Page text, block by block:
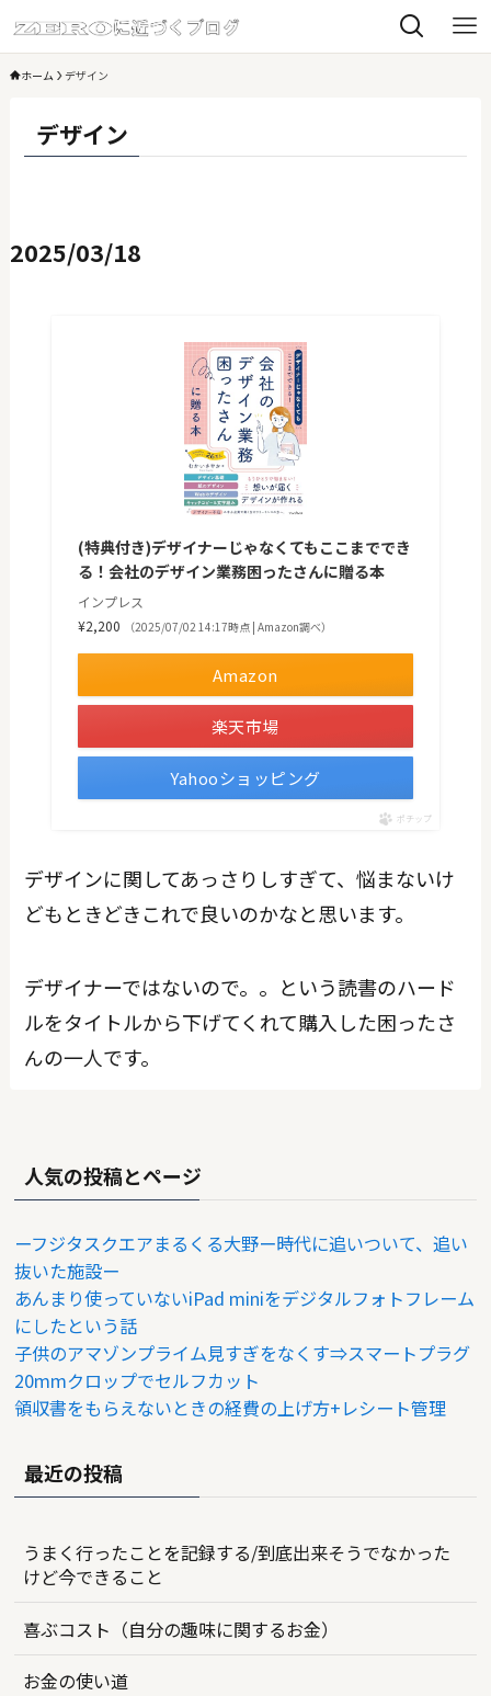
ホーム デザイン
デザイン
2025/03/18
(特典付き)デザイナーじゃなくてもここまででき
る！会社のデザイン業務困ったさんに贈る本
インプレス
¥2,200
（2025/07/02 14:17時点 | Amazon調べ）
Amazon
楽天市場
Yahooショッピング
ポチップ
デザインに関してあっさりしすぎて、悩まないけ
どもときどきこれで良いのかなと思います。
デザイナーではないので。。という読書のハード
ルをタイトルから下げてくれて購入した困ったさ
んの一人です。
人気の投稿とページ
ーフジタスクエアまるくる大野ー時代に追いついて、追い
抜いた施設ー
あんまり使っていないiPad miniをデジタルフォトフレーム
にしたという話
子供のアマゾンプライム見すぎをなくす⇒スマートプラグ
20mmクロップでセルフカット
領収書をもらえないときの経費の上げ方+レシート管理
最近の投稿
うまく行ったことを記録する/到底出来そうでなかった
けど今できること
喜ぶコスト（自分の趣味に関するお金）
お金の使い道